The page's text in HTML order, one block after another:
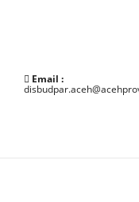
Email :